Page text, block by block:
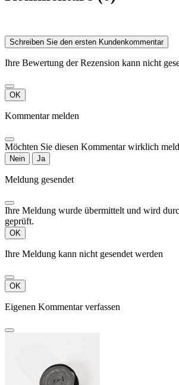
Schreiben Sie den ersten Kundenkommentar
Ihre Bewertung der Rezension kann nicht
OK
Kommentar melden
Möchten Sie diesen Kommentar wirklich
Nein Ja
Meldung gesendet
Ihre Meldung wurde übermittelt und wird
geprüft.
OK
Ihre Meldung kann nicht gesendet werden
OK
Eigenen Kommentar verfassen